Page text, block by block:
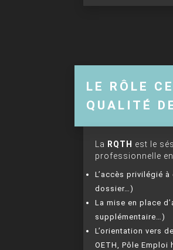
LE RÔLE
QUALITÉ
La RQTH est le
professionnelle
L’accès privilégié
dossier…)
La mise en place
supplémentaire…)
L’orientation vers
OETH, Pôle Emploi